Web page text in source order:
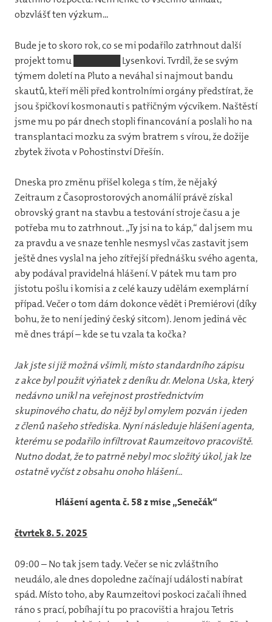
obzvlášť ten výzkum...
Bude je to skoro rok, co se mi podařilo zatrhnout další
projekt tomu ███████ Lysenkovi. Tvrdil, že se svým
týmem doletí na Pluto a neváhal si najmout bandu
skautů, kteří měli před kontrolními orgány předstírat, že
jsou špičkoví kosmonauti s patřičným výcvikem. Naštěstí
jsme mu po pár dnech stopli financování a poslali ho na
transplantaci mozku za svým bratrem s vírou, že dožije
zbytek života v Pohostinství Dřešín.
Dneska pro změnu přišel kolega s tím, že nějaký
Zeitraum z Časoprostorových anomálií právě získal
obrovský grant na stavbu a testování stroje času a je
potřeba mu to zatrhnout. „Ty jsi na to káp,“ dal jsem mu
za pravdu a ve snaze tenhle nesmysl včas zastavit jsem
ještě dnes vyslal na jeho zítřejší přednášku svého agenta,
aby podával pravidelná hlášení. V pátek mu tam pro
jistotu pošlu i komisi a z celé kauzy udělám exemplární
případ. Večer o tom dám dokonce vědět i Premiérovi (díky
bohu, že to není jediný český sitcom). Jenom jediná věc
mě dnes trápí – kde se tu vzala ta kočka?
Jak jste si již možná všimli, místo standardního zápisu
z akce byl použit výňatek z deníku dr. Melona Uska, který
nedávno unikl na veřejnost prostřednictvím
skupinového chatu, do nějž byl omylem pozván i jeden
z členů našeho střediska. Nyní následuje hlášení agenta,
kterému se podařilo infiltrovat Raumzeitovo pracoviště.
Nutno dodat, že to patrně nebyl moc složitý úkol, jak lze
ostatně vyčíst z obsahu onoho hlášení...
Hlášení agenta č. 58 z mise „Senečák“
čtvrtek 8. 5. 2025
09:00 – No tak jsem tady. Večer se nic zvláštního
neudálo, ale dnes dopoledne začínají události nabírat
spád. Místo toho, aby Raumzeitovi poskoci začali ihned
ráno s prací, pobíhají tu po pracovišti a hrajou Tetris